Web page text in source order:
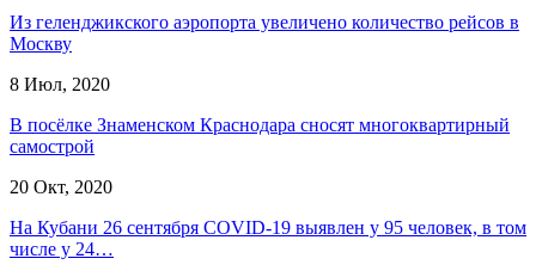
Из геленджикского аэропорта увеличено количество рейсов в
Москву
8 Июл, 2020
В посёлке Знаменском Краснодара сносят многоквартирный
самострой
20 Окт, 2020
На Кубани 26 сентября COVID-19 выявлен у 95 человек, в том
числе у 24…